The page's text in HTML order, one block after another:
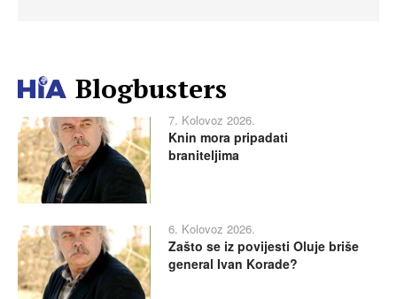
Blogbusters
7. Kolovoz 2026.
Knin mora pripadati
braniteljima
6. Kolovoz 2026.
Zašto se iz povijesti Oluje briše
general Ivan Korade?